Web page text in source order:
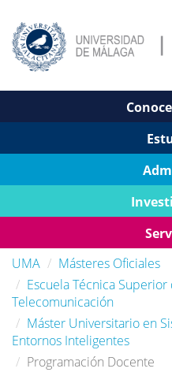
UMA
Másteres Oficiales
Escuela Técnica
Telecomunicación
Máster Universitario en
Entornos Inteligentes
Programación Docente